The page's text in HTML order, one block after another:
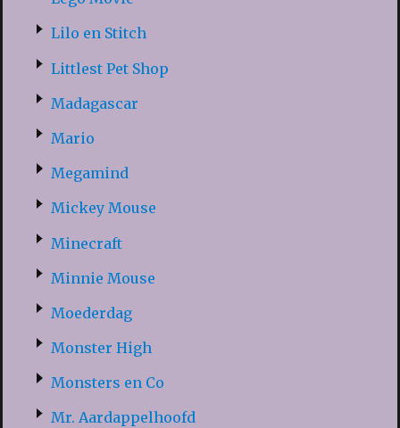
Lilo en Stitch
Littlest Pet Shop
Madagascar
Mario
Megamind
Mickey Mouse
Minecraft
Minnie Mouse
Moederdag
Monster High
Monsters en Co
Mr. Aardappelhoofd